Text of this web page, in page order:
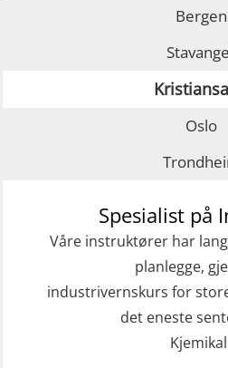
(Blended with
practical)
GWO: BST
(Blended with
GWO: BST
(Blended: e-
(RBSBLE009)
Gass kurs H2S
Grunnleggende
Fallsikring (FAR108)
GOC sertifikat
(GMDSS) (MRC101)
GOC sertifikat
inkl. brannslukning
Medisinsk
Medisinsk
Oppdatering
Bergen
Oslo
Spesialist på
Våre instruktører har
planlegge,
industrivernskurs for
det eneste